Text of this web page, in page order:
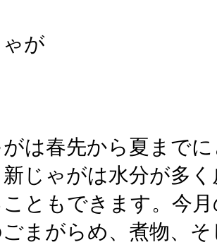
が
は春先から夏まで
じゃがは水分が多
ともできます。今
まがらめ、煮物、